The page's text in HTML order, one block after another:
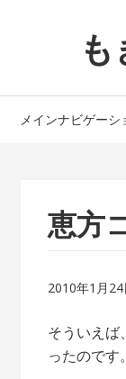
ョ
へ
メインナビゲーシ
恵方
2010年1月24
そういえば
ったのです。